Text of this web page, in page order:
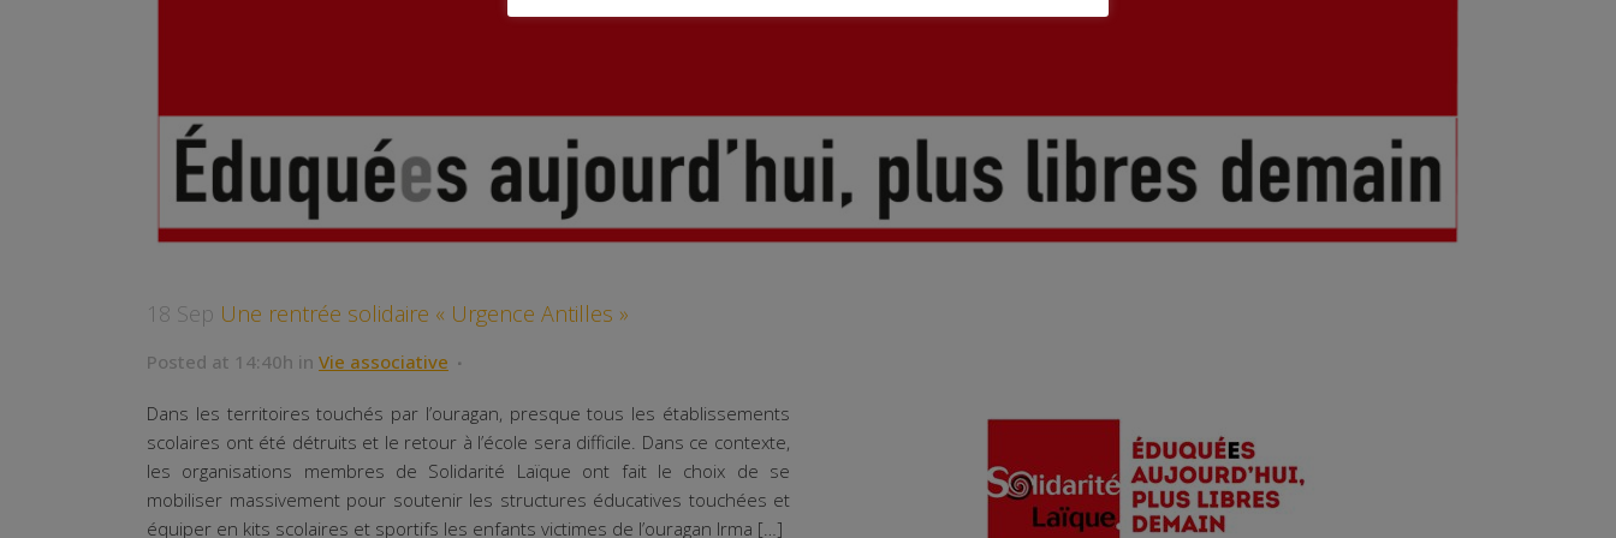
18 Sep Une rentrée solidaire « Urgence Antilles »
Posted at 14:40h in Vie associative
Dans les territoires touchés par l’ouragan, presque tous les établissements
scolaires ont été détruits et le retour à l’école sera difficile. Dans ce contexte,
les organisations membres de Solidarité Laïque ont fait le choix de se
mobiliser massivement pour soutenir les structures éducatives touchées et
équiper en kits scolaires et sportifs les enfants victimes de l’ouragan Irma […]